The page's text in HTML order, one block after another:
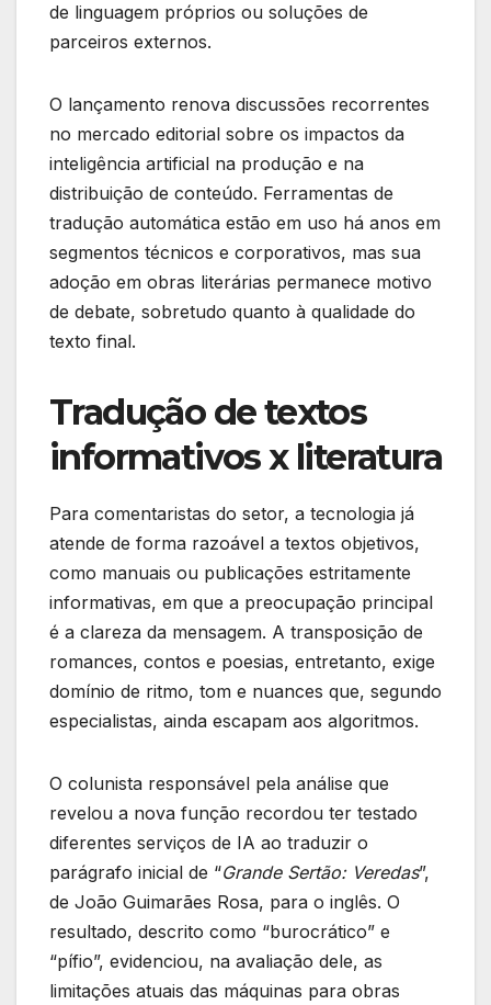
de linguagem próprios ou soluções de
parceiros externos.
O lançamento renova discussões recorrentes
no mercado editorial sobre os impactos da
inteligência artificial na produção e na
distribuição de conteúdo. Ferramentas de
tradução automática estão em uso há anos em
segmentos técnicos e corporativos, mas sua
adoção em obras literárias permanece motivo
de debate, sobretudo quanto à qualidade do
texto final.
Tradução de textos
informativos x literatura
Para comentaristas do setor, a tecnologia já
atende de forma razoável a textos objetivos,
como manuais ou publicações estritamente
informativas, em que a preocupação principal
é a clareza da mensagem. A transposição de
romances, contos e poesias, entretanto, exige
domínio de ritmo, tom e nuances que, segundo
especialistas, ainda escapam aos algoritmos.
O colunista responsável pela análise que
revelou a nova função recordou ter testado
diferentes serviços de IA ao traduzir o
parágrafo inicial de “Grande Sertão: Veredas”,
de João Guimarães Rosa, para o inglês. O
resultado, descrito como “burocrático” e
“pífio”, evidenciou, na avaliação dele, as
limitações atuais das máquinas para obras